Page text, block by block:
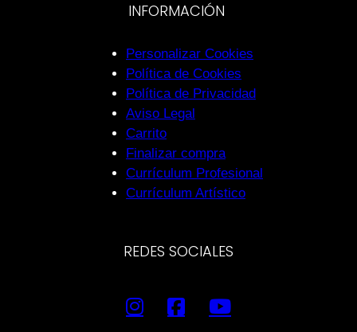
INFORMACIÓN
Personalizar Cookies
Política de Cookies
Política de Privacidad
Aviso Legal
Carrito
Finalizar compra
Currículum Profesional
Currículum Artístico
REDES SOCIALES